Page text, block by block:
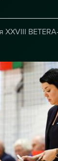
XXVIII